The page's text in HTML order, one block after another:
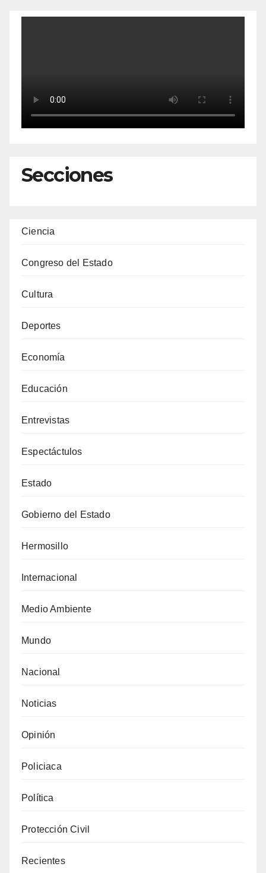
Secciones
Ciencia
Congreso del Estado
Cultura
Deportes
Economía
Educación
Entrevistas
Espectáctulos
Estado
Gobierno del Estado
Hermosillo
Internacional
Medio Ambiente
Mundo
Nacional
Noticias
Opinión
Policiaca
Política
Protección Civil
Recientes